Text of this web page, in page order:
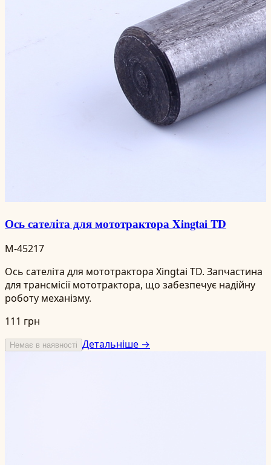
Ось сателіта для мототрактора Xingtai TD
M-45217
Ось сателіта для мототрактора Xingtai TD. Запчастина
для трансмісії мототрактора, що забезпечує надійну
роботу механізму.
111 грн
Немає в наявності Детальніше →